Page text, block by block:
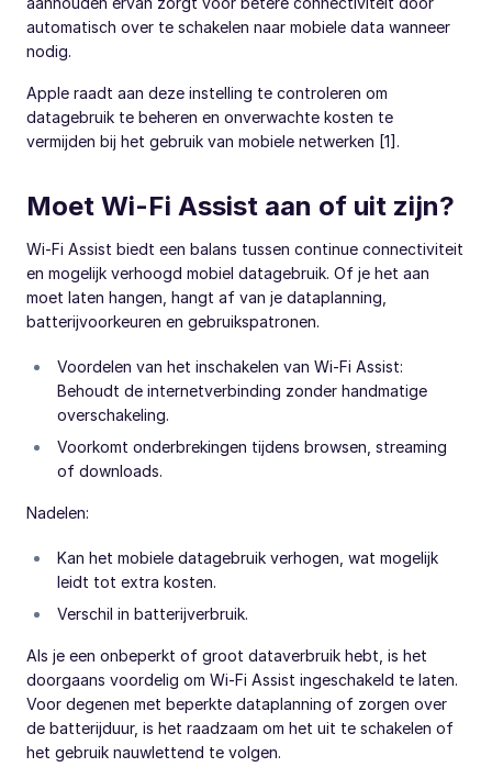
automatisch over te schakelen naar mobiele data wanneer
nodig.
Apple raadt aan deze instelling te controleren om
datagebruik te beheren en onverwachte kosten te
vermijden bij het gebruik van mobiele netwerken [1].
Moet Wi-Fi Assist aan of uit zijn?
Wi-Fi Assist biedt een balans tussen continue connectiviteit
en mogelijk verhoogd mobiel datagebruik. Of je het aan
moet laten hangen, hangt af van je dataplanning,
batterijvoorkeuren en gebruikspatronen.
Voordelen van het inschakelen van Wi-Fi Assist:
Behoudt de internetverbinding zonder handmatige
overschakeling.
Voorkomt onderbrekingen tijdens browsen, streaming
of downloads.
Nadelen:
Kan het mobiele datagebruik verhogen, wat mogelijk
leidt tot extra kosten.
Verschil in batterijverbruik.
Als je een onbeperkt of groot dataverbruik hebt, is het
doorgaans voordelig om Wi-Fi Assist ingeschakeld te laten.
Voor degenen met beperkte dataplanning of zorgen over
de batterijduur, is het raadzaam om het uit te schakelen of
het gebruik nauwlettend te volgen.